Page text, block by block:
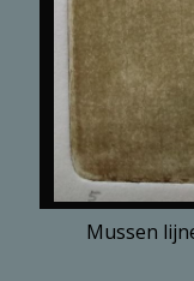
Mussen